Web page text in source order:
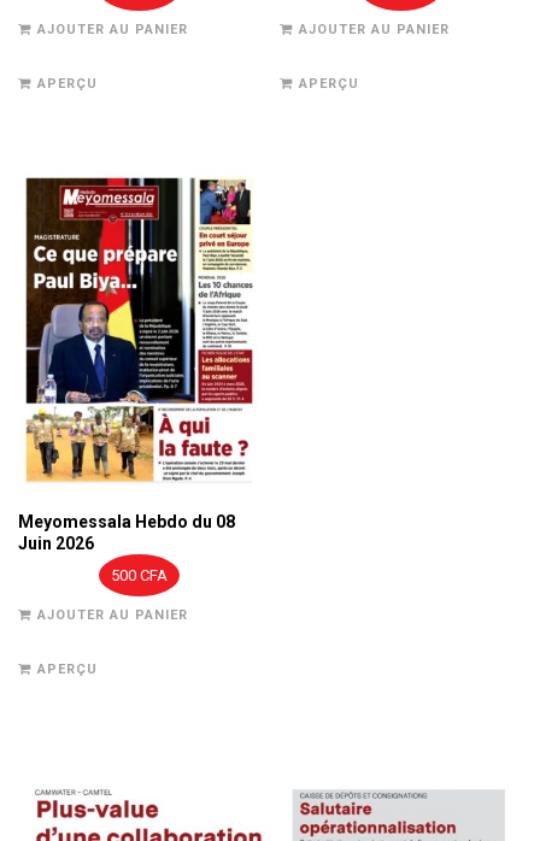
AJOUTER AU PANIER
APERÇU
AJOUTER AU PANIER
APERÇU
Meyomessala Hebdo du 08
Juin 2026
500 CFA
AJOUTER AU PANIER
APERÇU